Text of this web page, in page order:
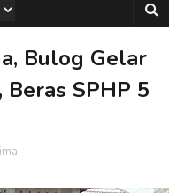
Bulog Gelar
Beras SPHP 5